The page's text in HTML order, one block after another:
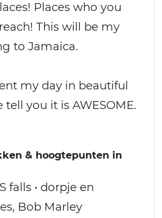
Places who you
This will be my
to Jamaica.
my day in beautiful
you it is AWESOME.
& hoogtepunten in
falls • dorpje en
Bob Marley